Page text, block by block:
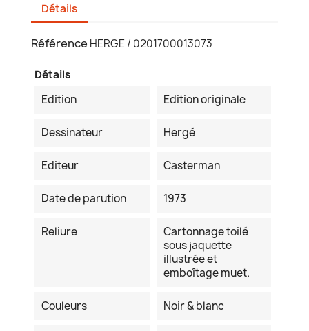
Détails
Référence HERGE / 0201700013073
Détails
Edition
Edition originale
Dessinateur Hergé
Editeur Casterman
Date de parution 1973
Reliure
Cartonnage toilé
sous jaquette
illustrée et
emboîtage muet.
Couleurs Noir & blanc